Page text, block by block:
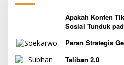
Apakah Konten
Sosial Tunduk
Peran Strategis
Taliban 2.0